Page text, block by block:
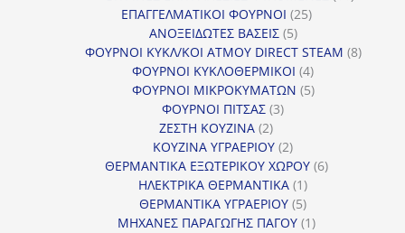
ΕΠΑΓΓΕΛΜΑΤΙΚΟΙ ΦΟΥΡΝΟΙ 2525
ΑΝΟΞΕΙΔΩΤΕΣ ΒΑΣΕΙΣ 55
προϊόντα
ΦΟΥΡΝΟΙ ΚΥΚΛ/ΚΟΙ ΑΤΜΟΥ DIRECT STEAM 88
ΦΟΥΡΝΟΙ ΚΥΚΛΟΘΕΡΜΙΚΟΙ 44
προϊόντα
ΦΟΥΡΝΟΙ ΜΙΚΡΟΚΥΜΑΤΩΝ 55
ΦΟΥΡΝΟΙ ΠΙΤΣΑΣ 33
ΖΕΣΤΗ ΚΟΥΖΙΝΑ 22
προϊόντα
ΚΟΥΖΙΝΑ ΥΓΡΑΕΡΙΟΥ 22
προϊόντα
ΘΕΡΜΑΝΤΙΚΑ ΕΞΩΤΕΡΙΚΟΥ ΧΩΡΟΥ 66
ΗΛΕΚΤΡΙΚΑ ΘΕΡΜΑΝΤΙΚΑ 11
προϊόν
ΘΕΡΜΑΝΤΙΚΑ ΥΓΡΑΕΡΙΟΥ 55
προϊόντα
ΜΗΧΑΝΕΣ ΠΑΡΑΓΩΓΗΣ ΠΑΓΟΥ 11